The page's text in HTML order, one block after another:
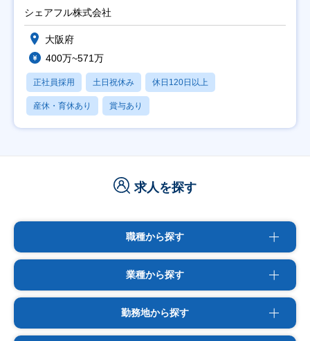
シェアフル株式会社
大阪府
400万~571万
正社員採用 土日祝休み 休日120日以上
産休・育休あり 賞与あり
求人を探す
職種から探す
業種から探す
勤務地から探す